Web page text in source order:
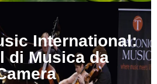
International:
di Musica da